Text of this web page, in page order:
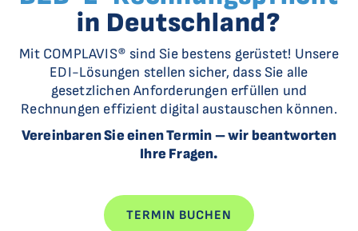
in Deutschland?
Mit COMPLAVIS® sind Sie bestens gerüstet! Unsere
EDI-Lösungen stellen sicher, dass Sie alle
gesetzlichen Anforderungen erfüllen und
Rechnungen effizient digital austauschen können.
Vereinbaren Sie einen Termin – wir beantworten
Ihre Fragen.
TERMIN BUCHEN